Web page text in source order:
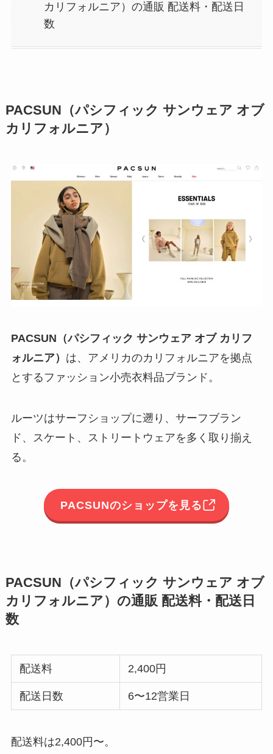
カリフォルニア）の通販 配送料・配送日
数
PACSUN（パシフィック サンウェア オブ
カリフォルニア）
PACSUN（パシフィック サンウェア オブ カリフ
ォルニア） は、アメリカのカリフォルニアを拠点
とするファッション小売衣料品ブランド。
ルーツはサーフショップに遡り、サーフブラン
ド、スケート、ストリートウェアを多く取り揃え
る。
PACSUNのショップを見る
PACSUN（パシフィック サンウェア オブ
カリフォルニア）の通販 配送料・配送日
数
配送料 2,400円
配送日数 6〜12営業日
配送料は2,400円〜。